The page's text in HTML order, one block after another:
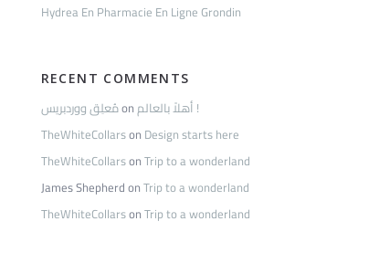
Hydrea En Pharmacie En Ligne Grondin
RECENT COMMENTS
مُعلِق ووردبريسon
أهلاً بالعالم !
TheWhiteCollarson Design starts here
TheWhiteCollarsonTrip to a wonderland
James ShepherdonTrip to a wonderland
TheWhiteCollarsonTrip to a wonderland